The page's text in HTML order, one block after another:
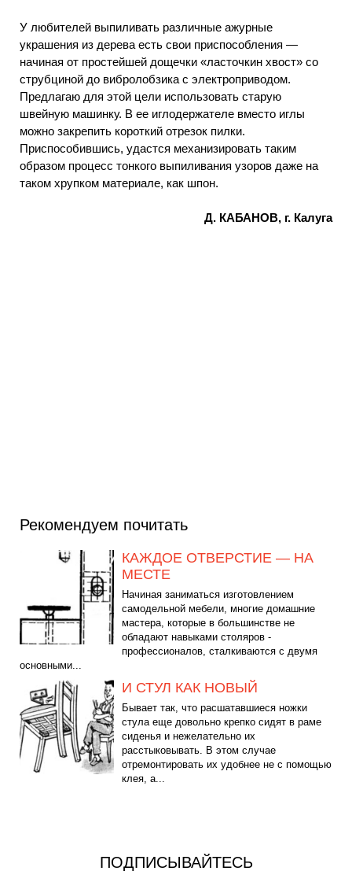
У любителей выпиливать различные ажурные
украшения из дерева есть свои приспособления —
начиная от простейшей дощечки «ласточкин хвост» со
струбциной до вибролобзика с электроприводом.
Предлагаю для этой цели использовать старую
швейную машинку. В ее иглодержателе вместо иглы
можно закрепить короткий отрезок пилки.
Приспособившись, удастся механизировать таким
образом процесс тонкого выпиливания узоров даже на
таком хрупком материале, как шпон.
Д. КАБАНОВ, г. Калуга
Рекомендуем почитать
КАЖДОЕ ОТВЕРСТИЕ — НА
МЕСТЕ
Начиная заниматься изготовлением
самодельной мебели, многие домашние
мастера, которые в большинстве не
обладают навыками столяров -
профессионалов, сталкиваются с двумя
основными...
И СТУЛ КАК НОВЫЙ
Бывает так, что расшатавшиеся ножки
стула еще довольно крепко сидят в раме
сиденья и нежелательно их
расстыковывать. В этом случае
отремонтировать их удобнее не с помощью
клея, а...
ПОДПИСЫВАЙТЕСЬ